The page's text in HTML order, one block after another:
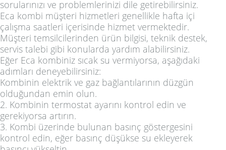
sorularınızı ve problemlerinizi dile getirebilirsiniz.
Eca kombi müşteri hizmetleri genellikle hafta içi
çalışma saatleri içerisinde hizmet vermektedir.
Müşteri temsilcilerinden ürün bilgisi, teknik destek,
servis talebi gibi konularda yardım alabilirsiniz.
Eğer Eca kombiniz sıcak su vermiyorsa, aşağıdaki
adımları deneyebilirsiniz:
Kombinin elektrik ve gaz bağlantılarının düzgün
olduğundan emin olun.
2. Kombinin termostat ayarını kontrol edin ve
gerekiyorsa artırın.
3. Kombi üzerinde bulunan basınç göstergesini
kontrol edin, eğer basınç düşükse su ekleyerek